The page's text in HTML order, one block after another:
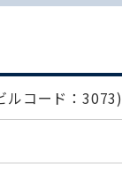
ルコード：3073)